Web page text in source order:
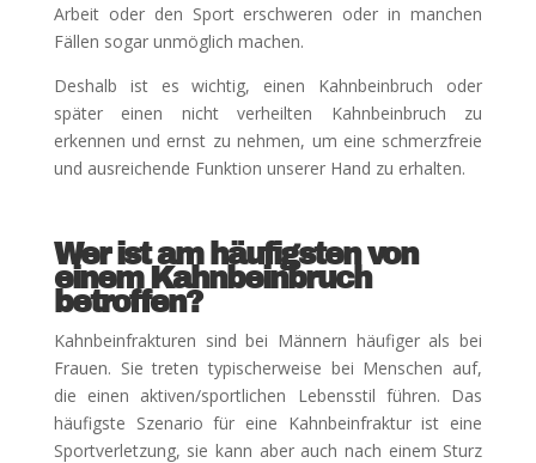
Arbeit oder den Sport erschweren oder in manchen
Fällen sogar unmöglich machen.
Deshalb ist es wichtig, einen Kahnbeinbruch oder
später einen nicht verheilten Kahnbeinbruch zu
erkennen und ernst zu nehmen, um eine schmerzfreie
und ausreichende Funktion unserer Hand zu erhalten.
Wer ist am häufigsten von
einem Kahnbeinbruch
betroffen?
Kahnbeinfrakturen sind bei Männern häufiger als bei
Frauen. Sie treten typischerweise bei Menschen auf,
die einen aktiven/sportlichen Lebensstil führen. Das
häufigste Szenario für eine Kahnbeinfraktur ist eine
Sportverletzung, sie kann aber auch nach einem Sturz